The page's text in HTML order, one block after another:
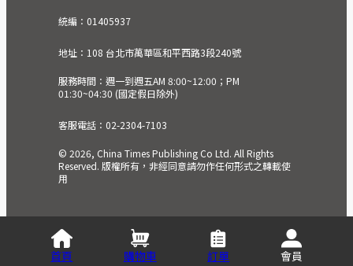
統編：01405937
地址：108 台北市萬華區和平西路3段240號
服務時間：週一到週五AM 8:00~12:00；PM
01:30~04:30 (國定假日除外)
客服電話：02-2304-7103
© 2026, China Times Publishing Co Ltd. All Rights
Reserved. 版權所有，非經同意請勿作任何形式之轉載使
用
首頁 購物車 訂單 會員